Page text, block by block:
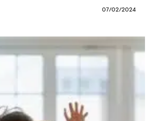
07/02/2024